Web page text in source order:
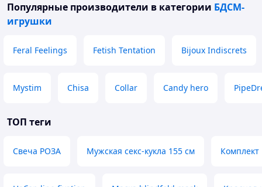
Популярные производители в категории БДСМ-
игрушки
Feral Feelings Fetish Tentation Bijoux Indiscrets
Mystim Chisa Collar Candy hero
ТОП теги
Свеча РОЗА Мужская секс-кукла 155 см